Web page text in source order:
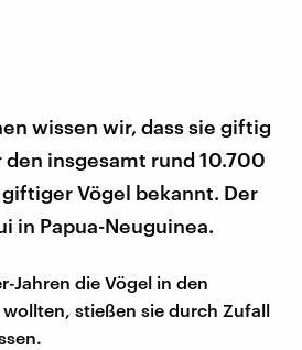
wissen wir, dass sie giftig
insgesamt rund 10.700
Vögel bekannt. Der
in Papua-Neuguinea.
Jahren die Vögel in den
stießen sie durch Zufall